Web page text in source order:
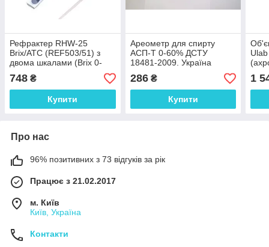
Рефрактер RHW-25
Brix/ATC (REF503/51) з
двома шкалами (Brix 0-
40%) і (спирт 0-25%)
виноробам і пивоварам
без кейсу
748 ₴
Купити
Ареометр для спирту
АСП-Т 0-60% ДСТУ
18481-2009. Україна
286₴
Купити
1
Про нас
96% позитивних з 73 відгуків за рік
Працює з 21.02.2017
м. Київ
Київ, Україна
Контакти